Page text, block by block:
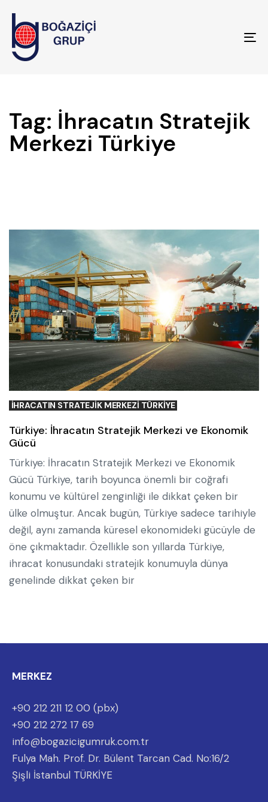
Tag: İhracatın Stratejik
Merkezi Türkiye
İHRACATIN STRATEJIK MERKEZI TÜRKIYE
Türkiye: İhracatın Stratejik Merkezi ve Ekonomik
Gücü
Türkiye: İhracatın Stratejik Merkezi ve Ekonomik
Gücü Türkiye, tarih boyunca önemli bir coğrafi
konumu ve kültürel zenginliği ile dikkat çeken bir
ülke olmuştur. Ancak bugün, Türkiye sadece tarihiyle
değil, aynı zamanda küresel ekonomideki gücüyle de
öne çıkmaktadır. Özellikle son yıllarda Türkiye,
ihracat konusundaki stratejik konumuyla dünya
genelinde dikkat çeken bir
MERKEZ
+90 212 211 12 00 (pbx)
+90 212 272 17 69
info@bogazicigumruk.com.tr
Fulya Mah. Prof. Dr. Bülent Tarcan Cad. No:16/2
Şişli İstanbul TÜRKİYE